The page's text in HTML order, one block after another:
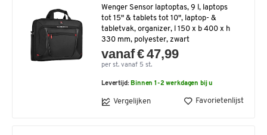
Wenger Sensor laptoptas, 9 l, laptops
tot 15" & tablets tot 10", laptop- &
tabletvak, organizer, l 150 x b 400 x h
330 mm, polyester, zwart
vanaf € 47,99
per st. vanaf 5 st.
Levertijd: Binnen 1-2 werkdagen bij u
Vergelijken Favorietenlijst